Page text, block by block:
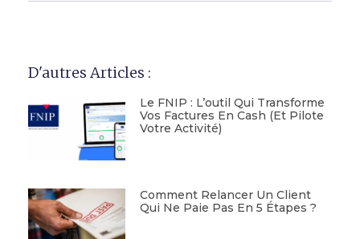
D'autres Articles :
Le FNIP : L’outil Qui Transforme
Vos Factures En Cash (et Pilote
Votre Activité)
Comment Relancer Un Client
Qui Ne Paie Pas En 5 Étapes ?